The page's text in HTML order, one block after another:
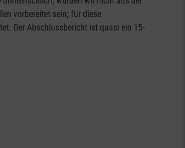
vorbereitet sein; für diese
Der Abschlussbericht ist quasi ein 15-